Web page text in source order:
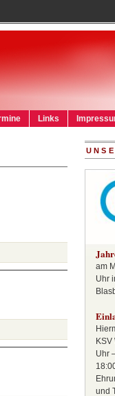
Links
am
Uhr
Uhr
und